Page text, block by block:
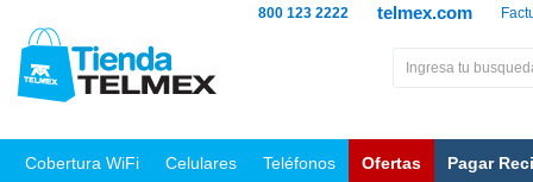
telmex.com
800 123 2222
Cobertura WiFi Celulares Teléfonos Ofertas Pagar